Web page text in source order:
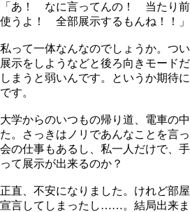
「あ！ なに言ってんの！ 当たり
使うよ！ 全部展示するもんね！！」
私って一体なんなのでしょうか。つ
展示をしようなどと後ろ向きモード
しまうと弱いんです。というか期待
です。
大学からのいつもの帰り道、電車の
た。さっきはノリであんなことを言
会の仕事もあるし、私一人だけで、
って展示が出来るのか？
正直、不安になりました。けれど部
宣言してしまったし……。結局出来